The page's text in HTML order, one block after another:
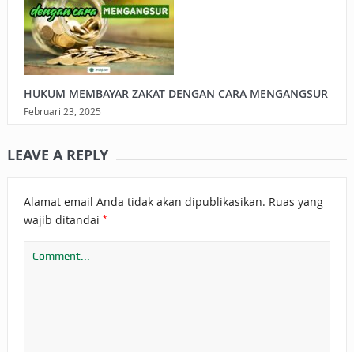
HUKUM MEMBAYAR ZAKAT DENGAN CARA MENGANGSUR
Februari 23, 2025
LEAVE A REPLY
Alamat email Anda tidak akan dipublikasikan. Ruas yang
wajib ditandai *